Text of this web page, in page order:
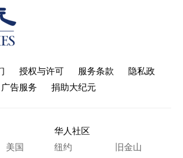
授权与许可 服务条款
隐私政
广告服务 捐助大纪元
美国
华人社区
纽约
旧金山